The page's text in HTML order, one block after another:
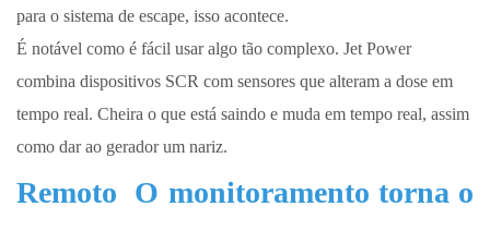
para o sistema de escape, isso acontece.
É notável como é fácil usar algo tão complexo. Jet Power
combina dispositivos SCR com sensores que alteram a dose em
tempo real. Cheira o que está saindo e muda em tempo real, assim
como dar ao gerador um nariz.
Remoto O monitoramento torna o